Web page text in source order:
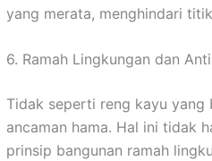
yang merata, menghindari
6. Ramah Lingkungan dan
Tidak seperti reng kayu yang
ancaman hama. Hal ini tidak
prinsip bangunan ramah